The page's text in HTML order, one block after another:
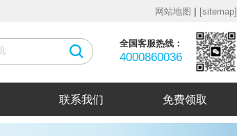
网站地图 | [sitemap]
全国客服热线：
4000860036
联系我们 免费领取